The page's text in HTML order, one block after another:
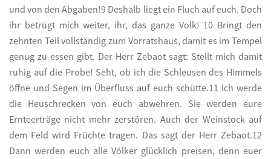
und von den Abgaben!9 Deshalb liegt ein Fluch auf euch. Doch
ihr betrügt mich weiter, ihr, das ganze Volk! 10 Bringt den
zehnten Teil vollständig zum Vorratshaus, damit es im Tempel
genug zu essen gibt. Der Herr Zebaot sagt: Stellt mich damit
ruhig auf die Probe! Seht, ob ich die Schleusen des Himmels
öffne und Segen im Überfluss auf euch schütte.11 Ich werde
die Heuschrecken von euch abwehren. Sie werden eure
Ernteerträge nicht mehr zerstören. Auch der Weinstock auf
dem Feld wird Früchte tragen. Das sagt der Herr Zebaot.12
Dann werden euch alle Völker glücklich preisen, denn euer